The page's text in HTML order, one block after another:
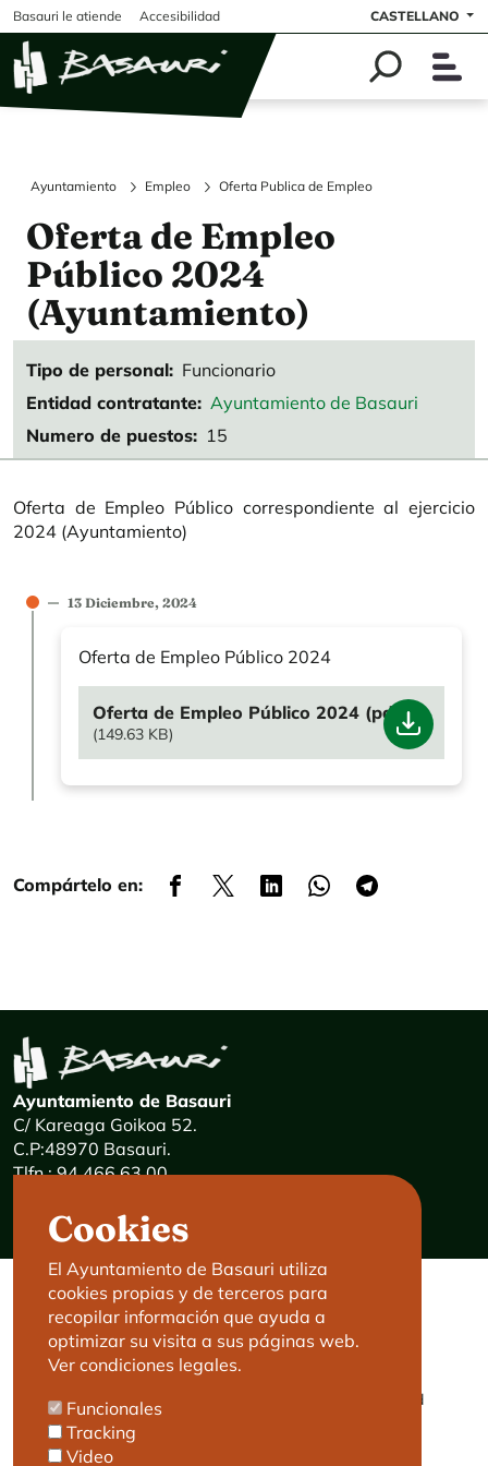
Pasar al contenido principal
Basauri le atiende Accesibilidad CASTELLANO
Ayuntamiento Empleo Oferta Publica de Empleo
Oferta de Empleo
Público 2024
(Ayuntamiento)
Tipo de personal
Funcionario
Entidad contratante Ayuntamiento de Basauri
Numero de puestos
15
Oferta de Empleo Público correspondiente al ejercicio
2024 (Ayuntamiento)
13 Diciembre, 2024
Oferta de Empleo Público 2024
File
Oferta de Empleo Público 2024 (pdf)
(149.63 KB)
Compártelo en:
Cookies
El Ayuntamiento de Basauri utiliza
cookies propias y de terceros para
recopilar información que ayuda a
optimizar su visita a sus páginas web.
Ver condiciones legales.
Funcionales
Tracking
Video
Ayuntamiento de Basauri
C/ Kareaga Goikoa 52.
C.P:48970 Basauri.
Tlfn.: 94 466 63 00
E-mail: haz@basauri.eus
CONTACTO
Basauri le atiende
Cita previa
LEGAL
Aviso legal
Política de privacidad